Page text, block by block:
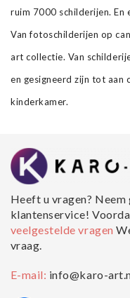
ruim 7000 schilderijen. En
Van fotoschilderijen op
art collectie. Van
en gesigneerd zijn tot aan
kinderkamer.
Heeft u vragen?
klantenservice!
veelgestelde vragen
vraag.
E-mail: info@karo-